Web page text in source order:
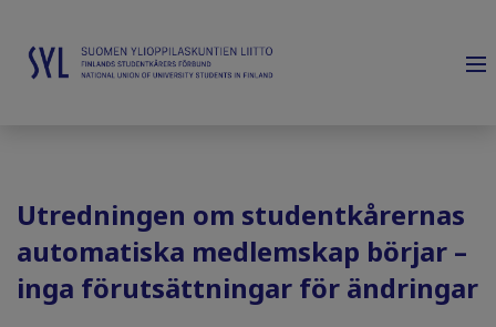
Utredningen om studentkårernas
automatiska medlemskap börjar –
inga förutsättningar för ändringar